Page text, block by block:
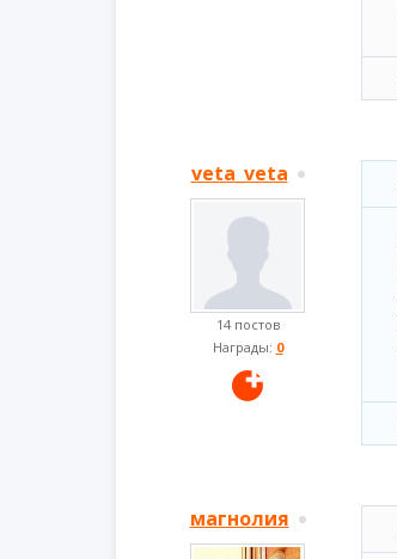
veta_veta
14 постов
Награды: 0
магнолия